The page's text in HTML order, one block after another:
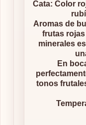
Cata: Color
Aromas de
frutas
minerales
En
tonos